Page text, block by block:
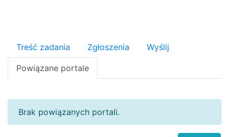
Treść zadania Zgłoszenia Wyślij
Powiązane portale
Brak powiązanych portali.